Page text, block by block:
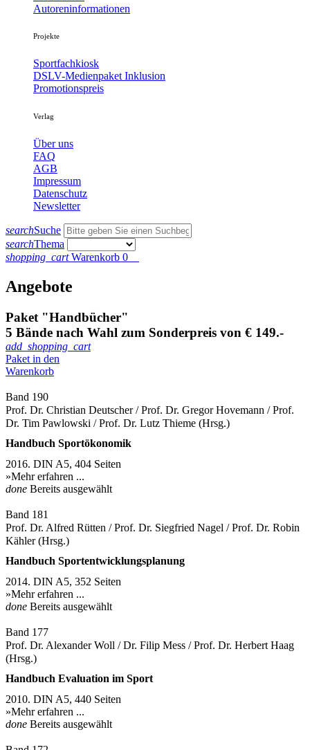
Autoreninformationen
Projekte
Sportfachkiosk
DSLV-Medienpaket Inklusion
Promotionspreis
Verlag
Über uns
FAQ
AGB
Impressum
Datenschutz
Newsletter
searchSuche
searchThema
shopping_cartWarenkorb 0
Angebote
Paket "Handbücher"
5 Bände nach Wahl zum Sonderpreis von € 149.-
add_shopping_cart
Paket in den
Warenkorb
Band 190
Prof. Dr. Christian Deutscher / Prof. Dr. Gregor Hovemann / Prof.
Dr. Tim Pawlowski / Prof. Dr. Lutz Thieme (Hrsg.)
Handbuch Sportökonomik
2016. DIN A5, 404 Seiten
»Mehr erfahren ...
done Bereits ausgewählt
Band 181
Prof. Dr. Alfred Rütten / Prof. Dr. Siegfried Nagel / Prof. Dr. Robin
Kähler (Hrsg.)
Handbuch Sportentwicklungsplanung
2014. DIN A5, 352 Seiten
»Mehr erfahren ...
done Bereits ausgewählt
Band 177
Prof. Dr. Alexander Woll / Dr. Filip Mess / Prof. Dr. Herbert Haag
(Hrsg.)
Handbuch Evaluation im Sport
2010. DIN A5, 440 Seiten
»Mehr erfahren ...
done Bereits ausgewählt